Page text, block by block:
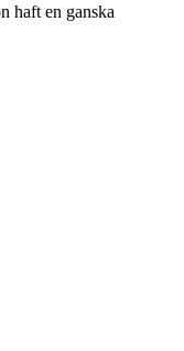
haft en ganska